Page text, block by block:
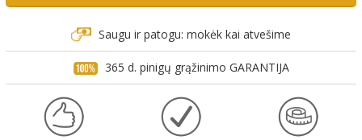
Saugu ir patogu: mokėk kai atvešime
365 d. pinigų grąžinimo GARANTIJA